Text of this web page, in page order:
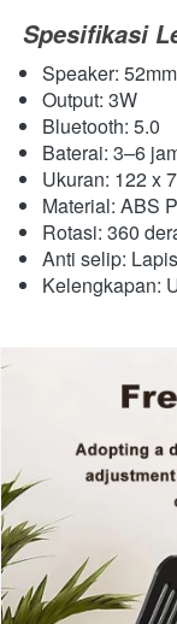
Spesifikasi
Speaker: 52mm
Output: 3W
Bluetooth: 5.0
Baterai: 3–6
Ukuran: 122 x
Material: ABS
Rotasi: 360
Anti selip:
Kelengkapan: